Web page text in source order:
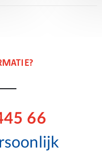
66